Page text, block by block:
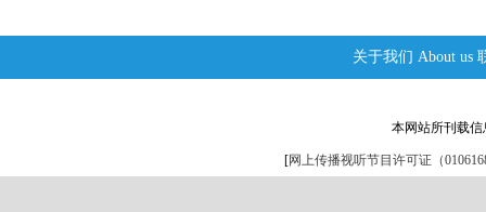
关于我们 About us
本网站所刊载
[网上传播视听节目许可证（